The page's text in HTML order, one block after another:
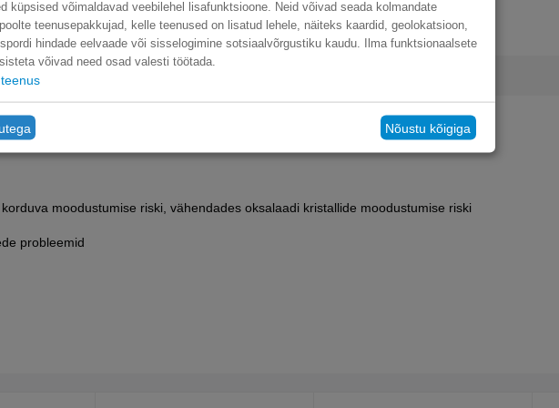
CALORIE 7.5 kg
moodustumise riski, vähendades oksalaadi kristallide moodustumise riski
probleemid
küpsised võimaldavad veebilehel lisafunktsioone. Neid võivad seada kolmandate
teenusepakkujad, kelle teenused on lisatud lehele, näiteks kaardid, geolokatsioon,
hindade eelvaade või sisselogimine sotsiaalvõrgustiku kaudu. Ilma funktsionaalsete
võivad need osad valesti töötada.
teenus
Nõustu kõigiga